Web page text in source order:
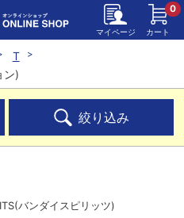
マイページ カート
0
T
ン)
絞り込み
バンダイスピリッツ)